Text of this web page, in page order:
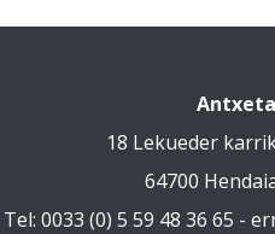
18 Lekueder
64700
Tel: 0033 (0) 5 59 48 36 65 -